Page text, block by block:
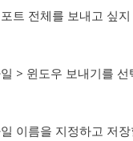
트 전체를 보내고 싶
> 윈도우 보내기를 선
이름을 지정하고 저